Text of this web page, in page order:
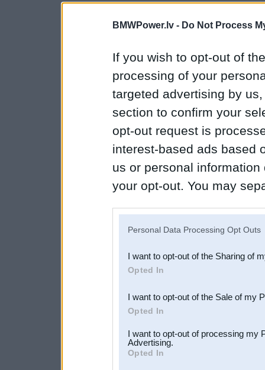
BMWPower.lv - Do Not Process
If you wish to opt-out of
processing of your
targeted advertising by
section to confirm your
opt-out request is
interest-based ads based
us or personal
your opt-out. You may
Downstream Participants
third parties.
Personal Data Processing Opt Outs
I want to opt-out of the Sharing of
Opted In
I want to opt-out of the Sale of my
Opted In
I want to opt-out of processing my
Advertising.
Opted In